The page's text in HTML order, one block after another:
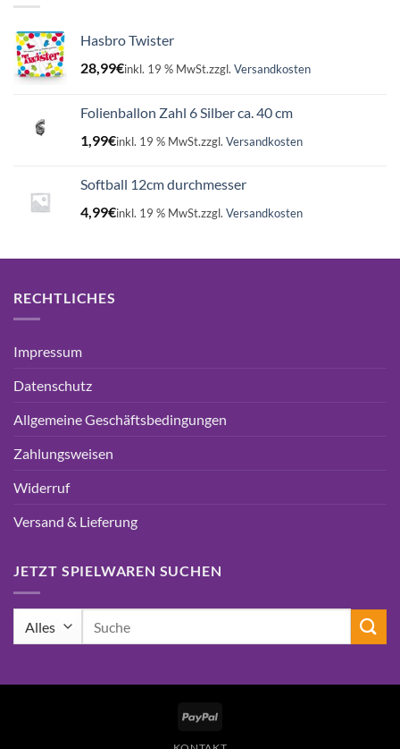
Hasbro Twister
28,99€inkl. 19 % MwSt.zzgl. Versandkosten
Folienballon Zahl 6 Silber ca. 40 cm
1,99€inkl. 19 % MwSt.zzgl. Versandkosten
Softball 12cm durchmesser
4,99€inkl. 19 % MwSt.zzgl. Versandkosten
RECHTLICHES
Impressum
Datenschutz
Allgemeine Geschäftsbedingungen
Zahlungsweisen
Widerruf
Versand & Lieferung
JETZT SPIELWAREN SUCHEN
PayPal